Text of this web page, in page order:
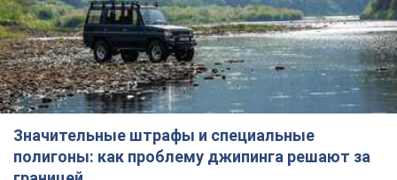
Значительные штрафы и специальные
полигоны: как проблему джипинга решают за